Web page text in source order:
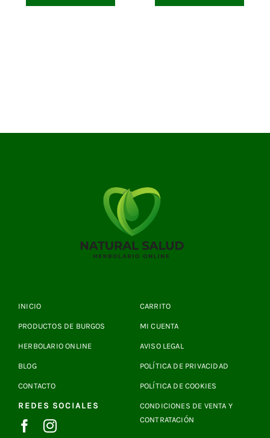
INICIO
PRODUCTOS DE BURGOS
HERBOLARIO ONLINE
BLOG
CONTACTO
REDES SOCIALES
CARRITO
MI CUENTA
AVISO LEGAL
POLÍTICA DE PRIVACIDAD
POLÍTICA DE COOKIES
CONDICIONES DE VENTA Y
CONTRATACIÓN